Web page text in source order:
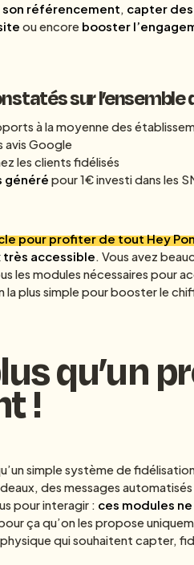
son référencement, capter
ou encore booster
sur l’ensemble
à la moyenne des
avis Google
les clients fidélisés
généré pour 1€ investi dans les
pour profiter de tout Hey
très accessible. Vous avez
les modules nécessaires pour
plus simple pour booster le
qu’un
!
simple système de
des messages
pour interagir : ces modules
ça qu’on les propose
qui souhaitent capter,